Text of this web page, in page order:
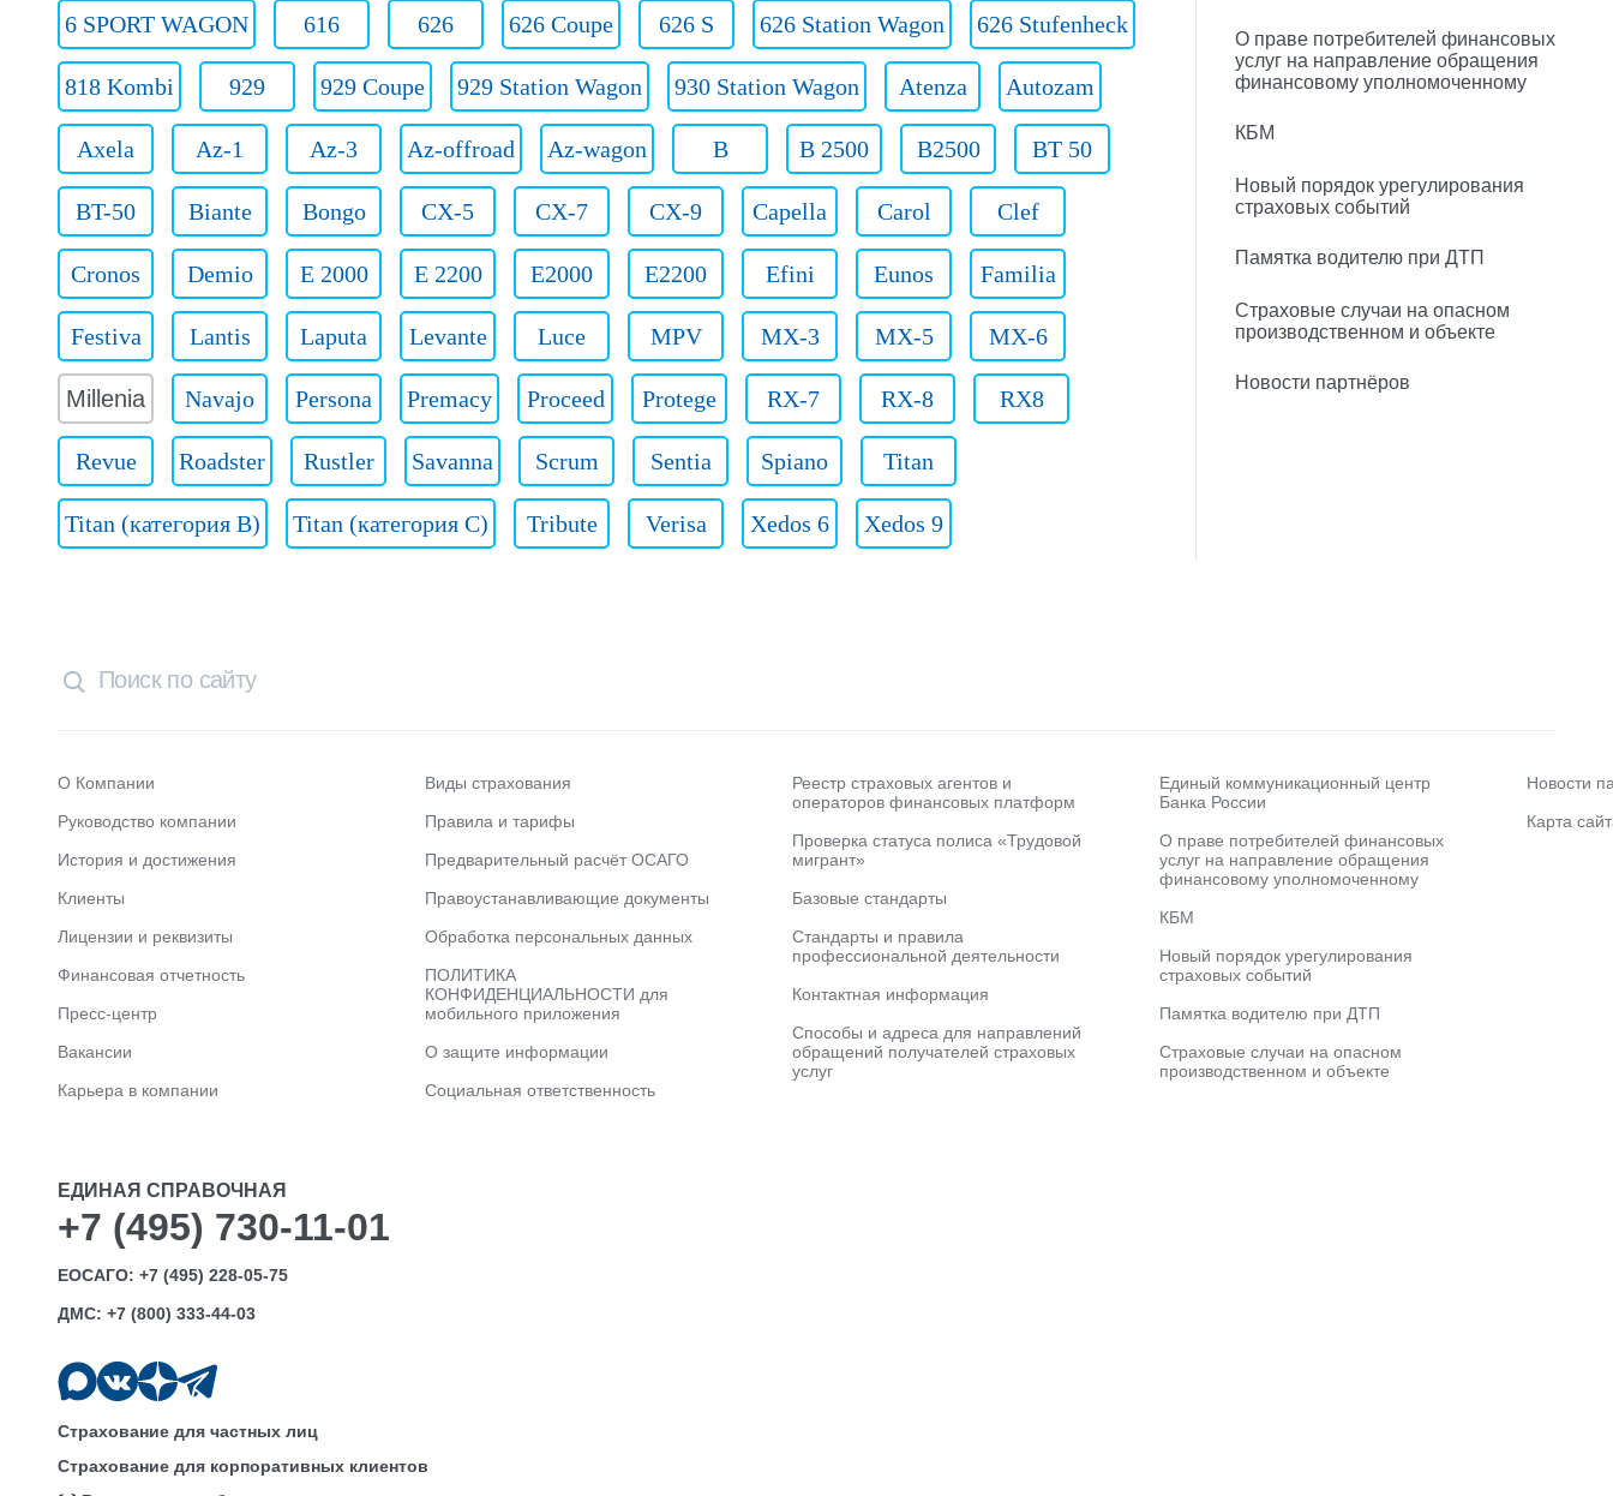
6 SPORT WAGON 616 626 626 Coupe 626 S 626 Station Wagon 626 Stufenheck
818 Kombi 929 929 Coupe 929 Station Wagon 930 Station Wagon Atenza Autozam
Axela Az-1 Az-3 Az-offroad Az-wagon B B 2500 B2500 BT 50
BT-50 Biante Bongo CX-5 CX-7 CX-9 Capella Carol Clef
Cronos Demio E 2000 E 2200 E2000 E2200 Efini Eunos Familia
Festiva Lantis Laputa Levante Luce MPV MX-3 MX-5 MX-6
Millenia Navajo Persona Premacy Proceed Protege RX-7 RX-8 RX8
Revue Roadster Rustler Savanna Scrum Sentia Spiano Titan
Titan (категория B) Titan (категория C) Tribute Verisa Xedos 6 Xedos 9
О праве потребителей финансовых
услуг на направление обращения
финансовому уполномоченному
КБМ
Новый порядок урегулирования
страховых событий
Памятка водителю при ДТП
Страховые случаи на опасном
производственном и объекте
Новости партнёров
О Компании
Руководство компании
История и достижения
Клиенты
Лицензии и реквизиты
Финансовая отчетность
Пресс-центр
Вакансии
Карьера в компании
Виды страхования
Правила и тарифы
Предварительный расчёт ОСАГО
Правоустанавливающие документы
Обработка персональных данных
ПОЛИТИКА
КОНФИДЕНЦИАЛЬНОСТИ для
мобильного приложения
О защите информации
Социальная ответственность
Реестр страховых агентов и
операторов финансовых платформ
Проверка статуса полиса «Трудовой
мигрант»
Базовые стандарты
Стандарты и правила
профессиональной деятельности
Контактная информация
Способы и адреса для направлений
обращений получателей страховых
услуг
Единый коммуникационный центр
Банка России
О праве потребителей финансовых
услуг на направление обращения
финансовому уполномоченному
КБМ
Новый порядок урегулирования
страховых событий
Памятка водителю при ДТП
Страховые случаи на опасном
производственном и объекте
Новости
Карта
ЕДИНАЯ СПРАВОЧНАЯ
+7 (495) 730-11-01
ЕОСАГО: +7 (495) 228-05-75
ДМС: +7 (800) 333-44-03
Страхование для частных лиц
Страхование для корпоративных клиентов